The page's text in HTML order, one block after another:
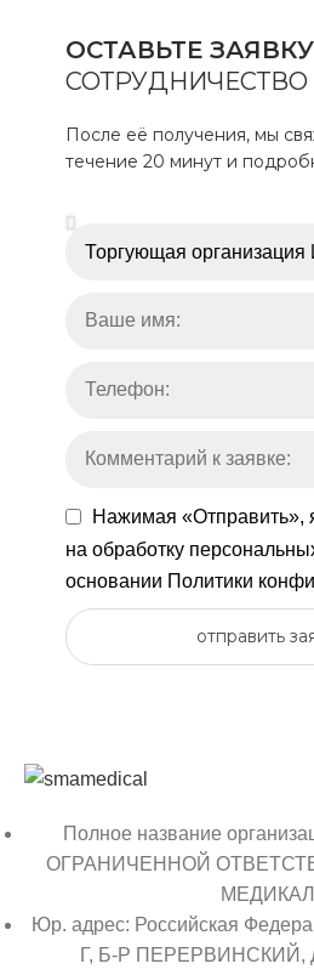
ОСТАВЬТЕ ЗАЯВКУ
СОТРУДНИЧЕСТВО
После её получения, мы
течение 20 минут и
Нажимая
на обработку
основании Политики
отправить
Полное название
ОГРАНИЧЕННОЙ
Юр. адрес: Российская
Г, Б-Р ПЕРЕРВИНСКИЙ,